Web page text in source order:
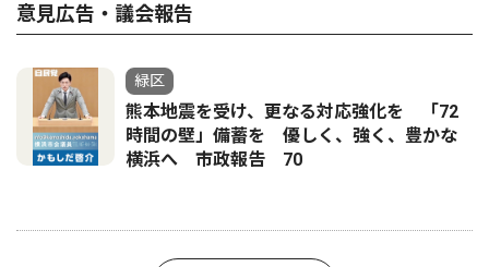
意見広告・議会報告
緑区
熊本地震を受け、更なる対応強化を 「72
時間の壁」備蓄を 優しく、強く、豊かな
横浜へ 市政報告 70